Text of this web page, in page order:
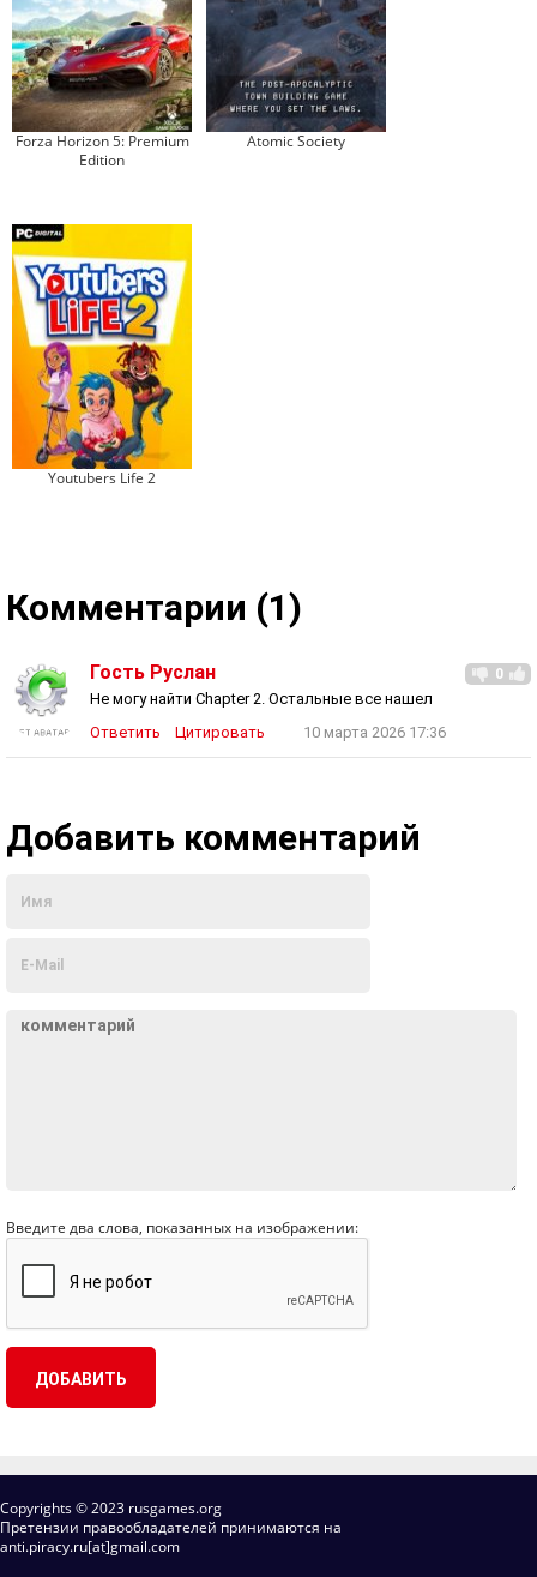
Forza Horizon 5: Premium
Edition
Atomic Society
Youtubers Life 2
Комментарии (1)
0
Гость Руслан
Не могу найти Chapter 2. Остальные все нашел
Ответить
Цитировать 10 марта 2026 17:36
Добавить комментарий
Введите два слова, показанных на изображении:
Copyrights © 2023 rusgames.org
Претензии правообладателей принимаются на
anti.piracy.ru[at]gmail.com